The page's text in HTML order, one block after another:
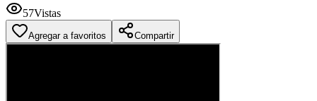
57Vistas
Agregar a favoritos Compartir